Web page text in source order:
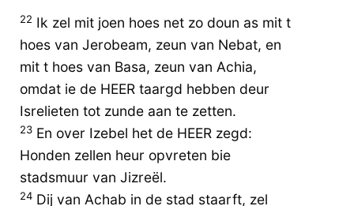
22 Ik zel mit joen hoes net zo doun as mit t
hoes van Jerobeam, zeun van Nebat, en
mit t hoes van Basa, zeun van Achia,
omdat ie de HEER taargd hebben deur
Isrelieten tot zunde aan te zetten.
23 En over Izebel het de HEER zegd:
Honden zellen heur opvreten bie
stadsmuur van Jizreël.
24 Dij van Achab in de stad staarft, zel